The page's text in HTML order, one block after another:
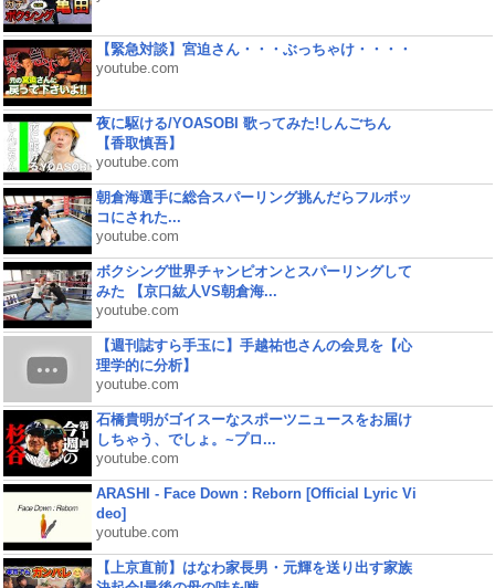
【緊急対談】宮迫さん・・・ぶっちゃけ・・・・
youtube.com
夜に駆ける/YOASOBI 歌ってみた!しんごちん
【香取慎吾】
youtube.com
朝倉海選手に総合スパーリング挑んだらフルボッ
コにされた...
youtube.com
ボクシング世界チャンピオンとスパーリングして
みた 【京口紘人VS朝倉海...
youtube.com
【週刊誌すら手玉に】手越祐也さんの会見を【心
理学的に分析】
youtube.com
石橋貴明がゴイスーなスポーツニュースをお届け
しちゃう、でしょ。~プロ...
youtube.com
ARASHI - Face Down : Reborn [Official Lyric Vi
deo]
youtube.com
【上京直前】はなわ家長男・元輝を送り出す家族